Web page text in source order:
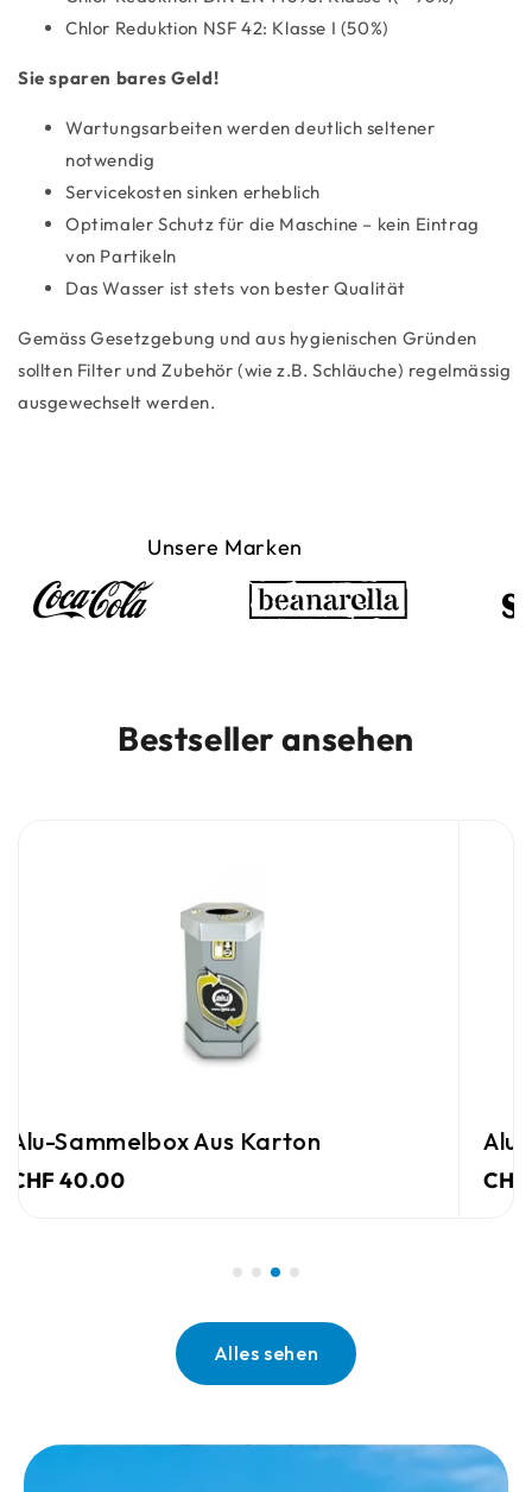
Chlor Reduktion NSF 42: Klasse I (50%)
Sie sparen bares Geld!
Wartungsarbeiten werden deutlich seltener
notwendig
Servicekosten sinken erheblich
Optimaler Schutz für die Maschine – kein Eintrag
von Partikeln
Das Wasser ist stets von bester Qualität
Gemäss Gesetzgebung und aus hygienischen Gründen
sollten Filter und Zubehör (wie z.B. Schläuche) regelmässig
ausgewechselt werden.
Unsere Marken
Bestseller ansehen
Sammelbox Aus Karton
40.00
Alu-
CHF
Alles sehen